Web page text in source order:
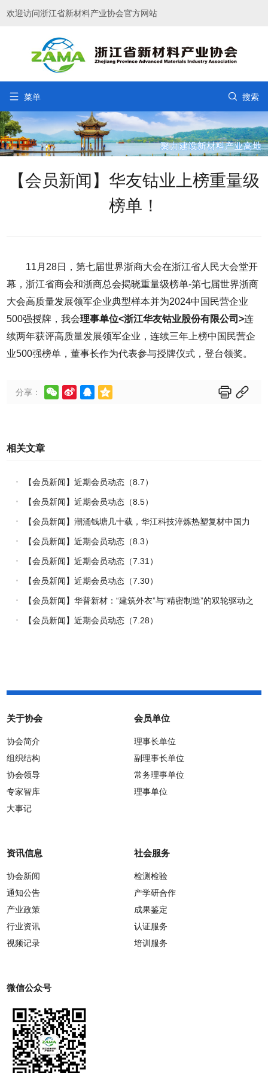
欢迎访问浙江省新材料产业协会官方网站
 菜单  搜索
【会员新闻】华友钴业上榜重量级
榜单！
11月28日，第七届世界浙商大会在浙江省人民大会堂开
幕，浙江省商会和浙商总会揭晓重量级榜单-第七届世界浙商
大会高质量发展领军企业典型样本并为2024中国民营企业
500强授牌，我会理事单位<浙江华友钴业股份有限公司>连
续两年获评高质量发展领军企业，连续三年上榜中国民营企
业500强榜单，董事长作为代表参与授牌仪式，登台领奖。
分享：      
相关文章
【会员新闻】近期会员动态（8.7）
【会员新闻】近期会员动态（8.5）
【会员新闻】潮涌钱塘几十载，华江科技淬炼热塑复材中国力
量
【会员新闻】近期会员动态（8.3）
【会员新闻】近期会员动态（7.31）
【会员新闻】近期会员动态（7.30）
【会员新闻】华普新材：“建筑外衣”与“精密制造”的双轮驱动之
路
【会员新闻】近期会员动态（7.28）
关于协会
协会简介
组织结构
协会领导
专家智库
大事记
会员单位
理事长单位
副理事长单位
常务理事单位
理事单位
资讯信息
协会新闻
通知公告
产业政策
行业资讯
视频记录
社会服务
检测检验
产学研合作
成果鉴定
认证服务
培训服务
微信公众号